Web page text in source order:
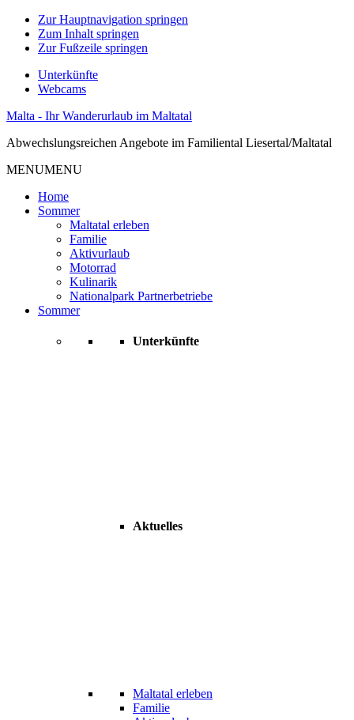
Zur Hauptnavigation springen
Zum Inhalt springen
Zur Fußzeile springen
Unterkünfte
Webcams
Malta - Ihr Wanderurlaub im Maltatal
Abwechslungsreichen Angebote im Familiental Liesertal/Maltatal
MENUMENU
Home
Sommer
Maltatal erleben
Familie
Aktivurlaub
Motorrad
Kulinarik
Nationalpark Partnerbetriebe
Sommer
Unterkünfte
Aktuelles
Maltatal erleben
Familie